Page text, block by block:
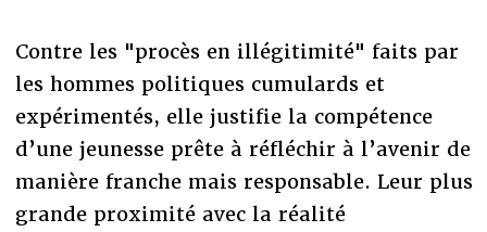
Contre les "procès en illégitimité" faits par
les hommes politiques cumulards et
expérimentés, elle justifie la compétence
d’une jeunesse prête à réfléchir à l’avenir de
manière franche mais responsable. Leur plus
grande proximité avec la réalité